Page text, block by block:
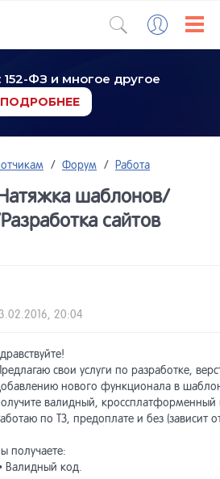
152-ФЗ и многое другое
ПОДРОБНЕЕ
/ Форум / Работа
шаблонов/
сайтов
20:04
свои услуги по разработке,
нового функционала в
валидный, кроссплатформенный
по ТЗ, предоплате и без (зависит
получаете:
Валидный код.